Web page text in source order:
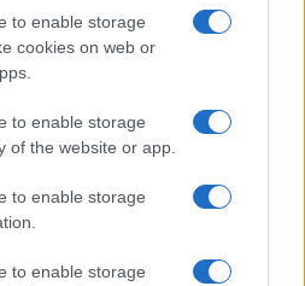
to enable storage
cookies on web or
to enable storage
of the website or app.
to enable storage
to enable storage
mappe, ARTVA e
ARTVA e gestione del
leggere il bollettino,